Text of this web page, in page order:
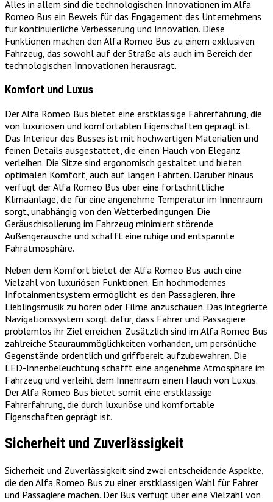
Alles in allem sind die technologischen Innovationen im Alfa
Romeo Bus ein Beweis für das Engagement des Unternehmens
für kontinuierliche Verbesserung und Innovation. Diese
Funktionen machen den Alfa Romeo Bus zu einem exklusiven
Fahrzeug, das sowohl auf der Straße als auch im Bereich der
technologischen Innovationen herausragt.
Komfort und Luxus
Der Alfa Romeo Bus bietet eine erstklassige Fahrerfahrung, die
von luxuriösen und komfortablen Eigenschaften geprägt ist.
Das Interieur des Busses ist mit hochwertigen Materialien und
feinen Details ausgestattet, die einen Hauch von Eleganz
verleihen. Die Sitze sind ergonomisch gestaltet und bieten
optimalen Komfort, auch auf langen Fahrten. Darüber hinaus
verfügt der Alfa Romeo Bus über eine fortschrittliche
Klimaanlage, die für eine angenehme Temperatur im Innenraum
sorgt, unabhängig von den Wetterbedingungen. Die
Geräuschisolierung im Fahrzeug minimiert störende
Außengeräusche und schafft eine ruhige und entspannte
Fahratmosphäre.
Neben dem Komfort bietet der Alfa Romeo Bus auch eine
Vielzahl von luxuriösen Funktionen. Ein hochmodernes
Infotainmentsystem ermöglicht es den Passagieren, ihre
Lieblingsmusik zu hören oder Filme anzuschauen. Das integrierte
Navigationssystem sorgt dafür, dass Fahrer und Passagiere
problemlos ihr Ziel erreichen. Zusätzlich sind im Alfa Romeo Bus
zahlreiche Stauraummöglichkeiten vorhanden, um persönliche
Gegenstände ordentlich und griffbereit aufzubewahren. Die
LED-Innenbeleuchtung schafft eine angenehme Atmosphäre im
Fahrzeug und verleiht dem Innenraum einen Hauch von Luxus.
Der Alfa Romeo Bus bietet somit eine erstklassige
Fahrerfahrung, die durch luxuriöse und komfortable
Eigenschaften geprägt ist.
Sicherheit und Zuverlässigkeit
Sicherheit und Zuverlässigkeit sind zwei entscheidende Aspekte,
die den Alfa Romeo Bus zu einer erstklassigen Wahl für Fahrer
und Passagiere machen. Der Bus verfügt über eine Vielzahl von